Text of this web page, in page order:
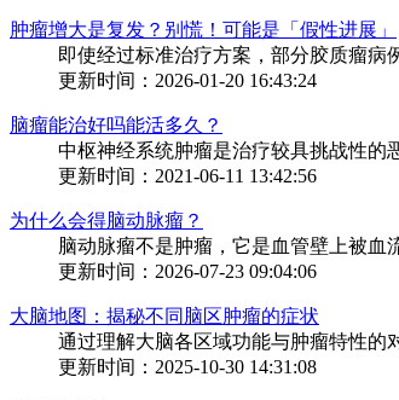
肿瘤增大是复发？别慌！可能是「假性进展」
即使经过标准治疗方案，部分胶质瘤病
更新时间：2026-01-20 16:43:24
脑瘤能治好吗能活多久？
中枢神经系统肿瘤是治疗较具挑战性的
更新时间：2021-06-11 13:42:56
为什么会得脑动脉瘤？
脑动脉瘤不是肿瘤，它是血管壁上被血
更新时间：2026-07-23 09:04:06
大脑地图：揭秘不同脑区肿瘤的症状
通过理解大脑各区域功能与肿瘤特性的
更新时间：2025-10-30 14:31:08